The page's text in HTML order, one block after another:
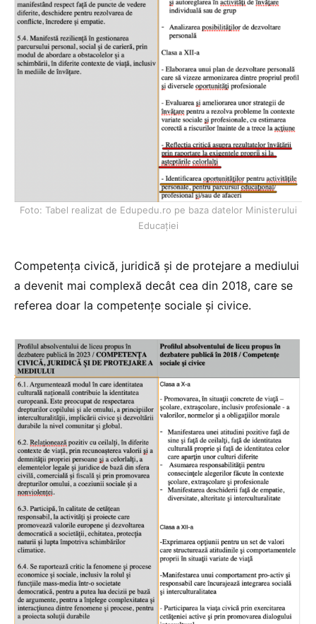
Foto: Tabel realizat de Edupedu.ro pe baza datelor Ministerului
Educației
Competența civică, juridică și de protejare a mediului
a devenit mai complexă decât cea din 2018, care se
referea doar la competențe sociale și civice.